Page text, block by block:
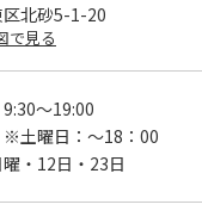
北砂5-1-20
で見る
9:30～19:00
※土曜日：～18：00
曜・12日・23日